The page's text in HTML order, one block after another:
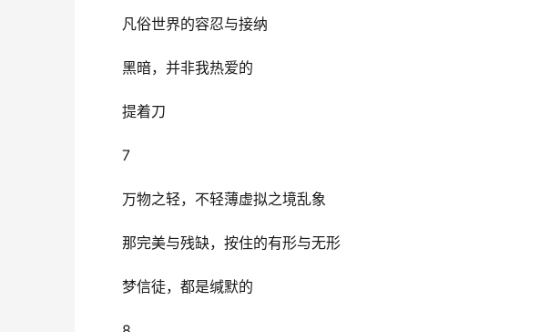
凡俗世界的容忍与接纳
黑暗，并非我热爱的
提着刀
7
万物之轻，不轻薄虚拟之境乱象
那完美与残缺，按住的有形与无形
梦信徒，都是缄默的